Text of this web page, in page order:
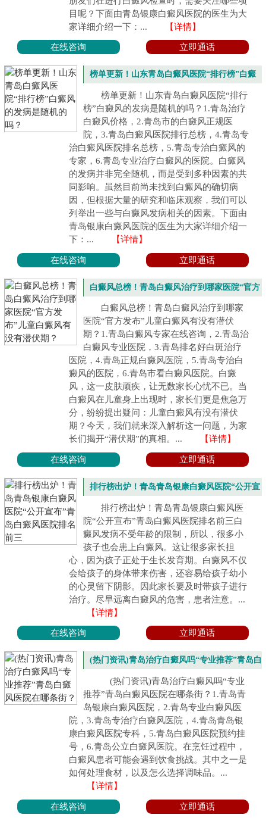
目呢？下面由青岛银康白癜风医院的医生为大
家详细介绍一下：...
【详情】
在线咨询 立即通话
榜单更新！山东青岛白癜风医院“排行榜”白癜
风的发病是随机的吗？
榜单更新！山东青岛白癜风医院“排行
榜”白癜风的发病是随机的吗？1.青岛治疗
白癜风价格，2.青岛市的白癜风正规医
院，3.青岛白癜风医院排行总榜，4.青岛专
治白癜风医院排名总榜，5.青岛专治白癜风的
专家，6.青岛专业治疗白癜风的医院。白癜风
的发病并非完全随机，而是受到多种因素的共
同影响。虽然目前尚未找到白癜风的确切病
因，但根据大量的研究和临床观察，我们可以
列举出一些与白癜风发病相关的因素。下面由
青岛银康白癜风医院的医生为大家详细介绍一
下：...
【详情】
在线咨询 立即通话
白癜风总榜！青岛白癜风治疗到哪家医院“官方
发布”儿童白癜风有没有潜伏期？
白癜风总榜！青岛白癜风治疗到哪家
医院“官方发布”儿童白癜风有没有潜伏
期？1.青岛白癜风专家在线咨询，2.青岛治
白癜风专业医院，3.青岛排名好白斑治疗
医院，4.青岛正规白癜风医院，5.青岛专治白
癜风的医院，6.青岛市看白癜风医院。白癜
风，这一皮肤顽疾，让无数家长心忧不已。当
白癜风在儿童身上出现时，家长们更是焦急万
分，纷纷提出疑问：儿童白癜风有没有潜伏
期？今天，我们就来深入解析这一问题，为家
长们揭开“潜伏期”的真相。...
【详情】
在线咨询 立即通话
排行榜出炉！青岛青岛银康白癜风医院“公开宣
布”青岛白癜风医院排名前三
排行榜出炉！青岛青岛银康白癜风医
院“公开宣布”青岛白癜风医院排名前三白
癜风发病不受年龄的限制，所以，很多小
孩子也会患上白癜风。这让很多家长担
心，因为孩子正处于生长发育期。白癜风不仅
会给孩子的身体带来伤害，还容易给孩子幼小
的心灵留下阴影。因此家长要及时带孩子进行
治疗。尽早远离白癜风的危害，患者注意。...
【详情】
在线咨询 立即通话
(热门资讯)青岛治疗白癜风吗“专业推荐”青岛白
癜风医院在哪条街？
(热门资讯)青岛治疗白癜风吗“专业
推荐”青岛白癜风医院在哪条街？1.青岛青
岛银康白癜风医院，2.青岛专业白癜风医
院，3.青岛专治疗白癜风医院，4.青岛青岛银
康白癜风医院专科，5.青岛白癜风医院预约挂
号，6.青岛公立白癜风医院。在烹饪过程中，
白癜风患者可能会遇到饮食挑战。其中之一是
如何处理食材，以及怎么选择调味品。...
【详情】
在线咨询 立即通话